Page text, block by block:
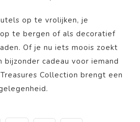
op te vrolijken, je
te bergen of als decoratief
Of je nu iets moois zoekt
cadeau voor iemand
Collection brengt een